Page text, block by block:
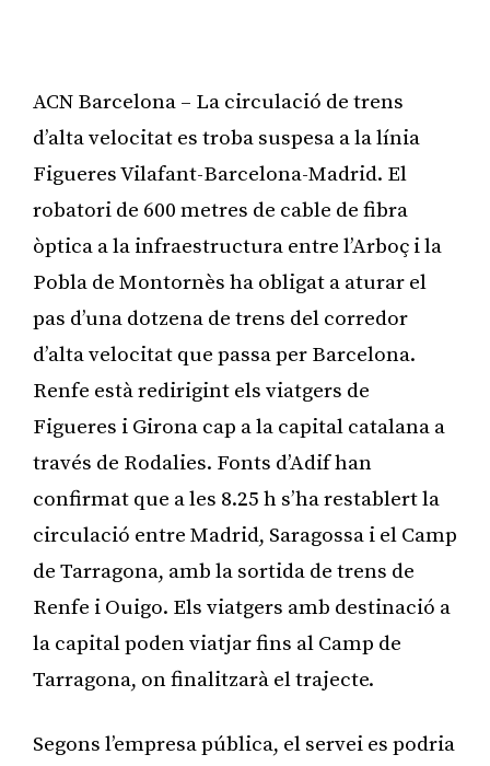
ACN Barcelona – La circulació de trens
d’alta velocitat es troba suspesa a la línia
Figueres Vilafant-Barcelona-Madrid. El
robatori de 600 metres de cable de fibra
òptica a la infraestructura entre l’Arboç i la
Pobla de Montornès ha obligat a aturar el
pas d’una dotzena de trens del corredor
d’alta velocitat que passa per Barcelona.
Renfe està redirigint els viatgers de
Figueres i Girona cap a la capital catalana a
través de Rodalies. Fonts d’Adif han
confirmat que a les 8.25 h s’ha restablert la
circulació entre Madrid, Saragossa i el Camp
de Tarragona, amb la sortida de trens de
Renfe i Ouigo. Els viatgers amb destinació a
la capital poden viatjar fins al Camp de
Tarragona, on finalitzarà el trajecte.
Segons l’empresa pública, el servei es podria